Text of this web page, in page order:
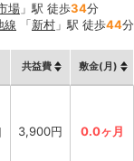
場 」駅 徒歩34分
線 「新村 」駅 徒歩44分
共益費 敷金(月)
3,900円 0.0ヶ月